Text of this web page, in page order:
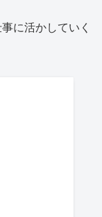
に活かしていく